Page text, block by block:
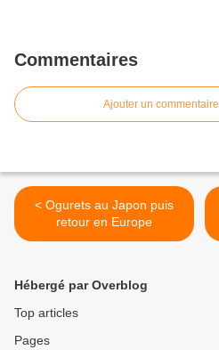
Commentaires
Ajouter un commentaire
< Ogurets au Japon puis
retour en Europe
Hébergé par Overblog
Top articles
Pages